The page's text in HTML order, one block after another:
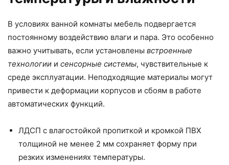
В условиях ванной комнаты мебель подвергается
постоянному воздействию влаги и пара. Это особенно
важно учитывать, если установлены встроенные
технологии и сенсорные системы, чувствительные к
среде эксплуатации. Неподходящие материалы могут
привести к деформации корпусов и сбоям в работе
автоматических функций.
ЛДСП с влагостойкой пропиткой и кромкой ПВХ
толщиной не менее 2 мм сохраняет форму при
резких изменениях температуры.